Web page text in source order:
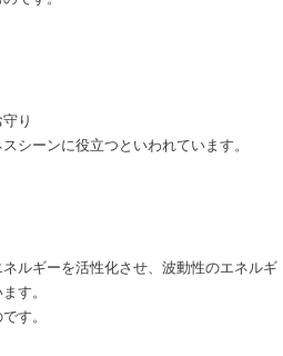
り
シーンに役立つといわれています。
ルギーを活性化させ、波動性のエネルギ
す。
す。